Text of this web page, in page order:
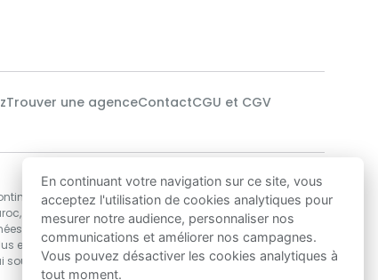
Trouver une agenceContactCGU et CGV
des
encore,
souhaitent
Notre technologie
Nos data-scientists utilisent des algorithmes
de Machine Learning pour développer les
solutions d’estimations de prix immobilier les
plus précises au Maroc, garantissant ainsi
une excellente base de décision pour acheter
ou vendre.
En continuant votre navigation sur ce site, vous
acceptez l'utilisation de cookies analytiques pour
mesurer notre audience, personnaliser nos
communications et améliorer nos campagnes.
Vous pouvez désactiver les cookies analytiques à
tout moment.